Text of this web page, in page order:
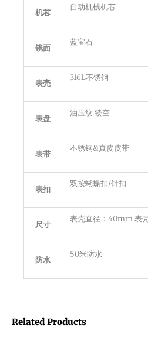
机芯
自动机械机芯
镜面
蓝宝石
表壳
316L不锈钢
表盘
油压纹 镂空
表带
不锈钢&真皮皮带
表扣
双按蝴蝶扣/针扣
尺寸
表壳直径：40mm 表
防水
50米防水
Related Products